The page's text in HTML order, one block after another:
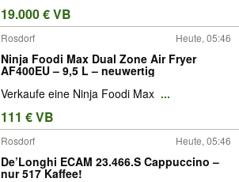
19.000 € VB
Rosdorf Heute, 05:46
Ninja Foodi Max Dual Zone Air Fryer
AF400EU – 9,5 L – neuwertig
Verkaufe eine Ninja Foodi Max ...
111 € VB
Rosdorf Heute, 05:46
De’Longhi ECAM 23.466.S Cappuccino –
nur 517 Kaffee!